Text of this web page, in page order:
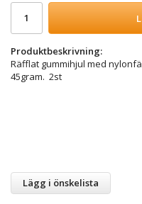
Produktbeskrivning:
Räfflat gummihjul med
45gram. 2st
Lägg i önskelista